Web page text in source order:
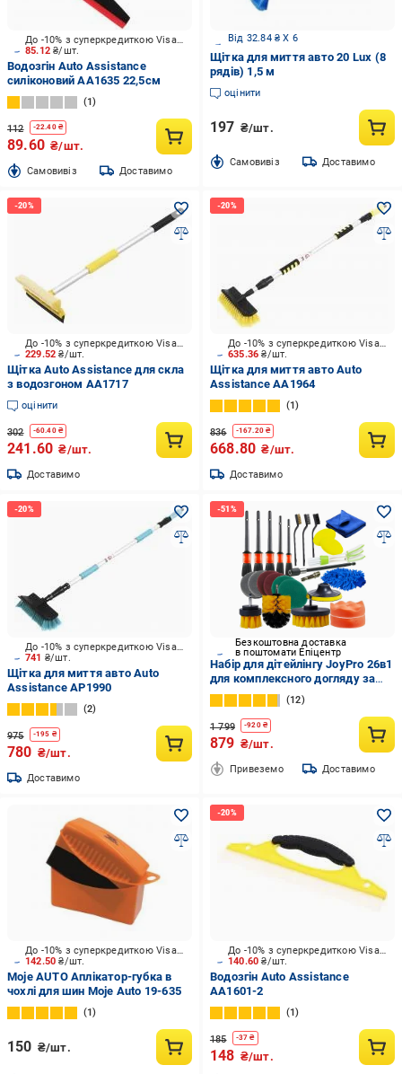
85.12₴/шт.
До -10% з суперкредиткою Visa Вигода
Водозгін Auto Assistance
силіконовий AA1635 22,5см
1
112 -22.40₴
89.60 ₴/шт.
Cамовивіз Доставимо
Від 32.84 ₴ X 6
Щітка для миття авто 20 Lux (8
рядів) 1,5 м
оцінити
197 ₴/шт.
Cамовивіз Доставимо
229.52₴/шт.
До -10% з суперкредиткою Visa Вигода
Щітка Auto Assistance для скла
з водозгоном AA1717
оцінити
302 -60.40₴
241.60 ₴/шт.
Доставимо
635.36₴/шт.
До -10% з суперкредиткою Visa Вигода
Щітка для миття авто Auto
Assistance AA1964
1
836 -167.20₴
668.80 ₴/шт.
Доставимо
741 ₴/шт.
До -10% з суперкредиткою Visa Вигода
Щітка для миття авто Auto
Assistance AP1990
2
975 -195 ₴
780 ₴/шт.
Доставимо
Безкоштовна доставка
в поштомати Епіцентр
Набір для дітейлінгу JoyPro 26в1
для комплексного догляду за
авто Різнокольоровий
(dc60d7bf)
12
1 799 -920₴
879 ₴/шт.
Привеземо Доставимо
142.50₴/шт.
До -10% з суперкредиткою Visa Вигода
Moje AUTO Аплікатор-губка в
чохлі для шин Moje Auto 19-635
1
150 ₴/шт.
140.60₴/шт.
До -10% з суперкредиткою Visa Вигода
Водозгін Auto Assistance
AA1601-2
1
185 -37 ₴
148 ₴/шт.